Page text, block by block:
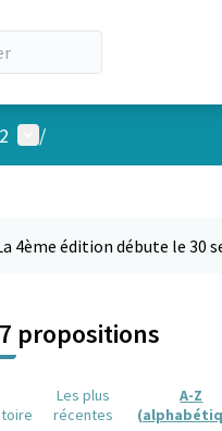
Menu utilisateur
/
4ème édition débute le 30
propositions
Les plus
récentes
A-Z